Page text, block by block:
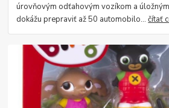
úrovňovým odťahovým vozíkom a
dokážu prepraviť až 50 automobilo...čítať